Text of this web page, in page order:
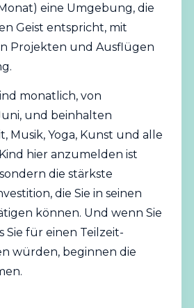
eine Umgebung, die
Geist entspricht, mit
Projekten und Ausflügen
monatlich, von
und beinhalten
Musik, Yoga, Kunst und alle
hier anzumelden ist
die stärkste
die Sie in seinen
können. Und wenn Sie
Sie für einen Teilzeit-
würden, beginnen die